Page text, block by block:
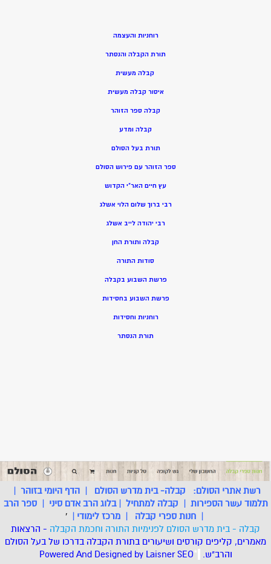
רוחניות והעצמה
תורת הקבלה והנסתר
קבלה מעשית
איסור קבלה מעשית
קבלה ספר הזוהר
קבלה ומדע
תורת בעל הסולם
ספר הזוהר עם פירוש הסולם
עץ חיים האר”י הקדוש
רבי ברוך שלום הלוי אשלג
רבי יהודה לייב אשלג
קבלה ותורת החן
סודות התורה
פרשת השבוע בקבלה
פרשת השבוע בחסידות
רוחניות וחסידות
תורת הנסתר
רשת אתרי הסולם: קבלה- בית מדרש הסולם |הדף היומי בזוהר |
תלמוד עשר הספירות | קבלה למתחיל |בלוג הרב אדם סיני |ספר הרב
| חנות ספרי קבלה | מרכז לימודי |
'
קבלה - בית מדרש הסולם לפנימיות התורה וחכמת הקבלה - הרצאות
מאמרים, קליפים קורסים ושיעורים בתורת הקבלה בדרכו של בעל הסולם
והרב"ש. *
Powered And Designed by LaisnerSEO